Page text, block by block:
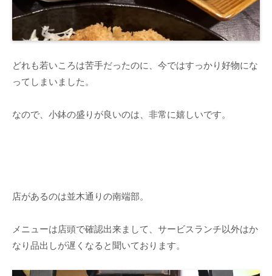
どれも若いころは苦手だったのに、今ではすっかり好物にな
ってしまいました。
なので、小鉢の盛りが良いのは、非常に嬉しいです。
店があるのは並木通りの南端部。
メニューは店頭で確認出来まして、サービスランチ以外はか
なり品出しが遅くなると聞いております。